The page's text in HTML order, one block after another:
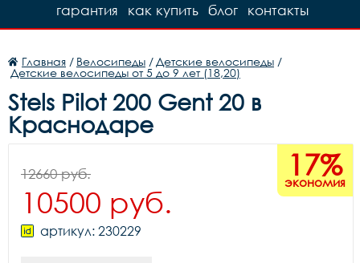
контакты
блог
как купить
гарантия
Главная / Велосипеды / Детские велосипеды /
Детские велосипеды от 5 до 9 лет (18,20)
Stels Pilot 200 Gent 20 в
Краснодаре
17%
экономия
12660 руб.
10500 руб.
артикул: 230229